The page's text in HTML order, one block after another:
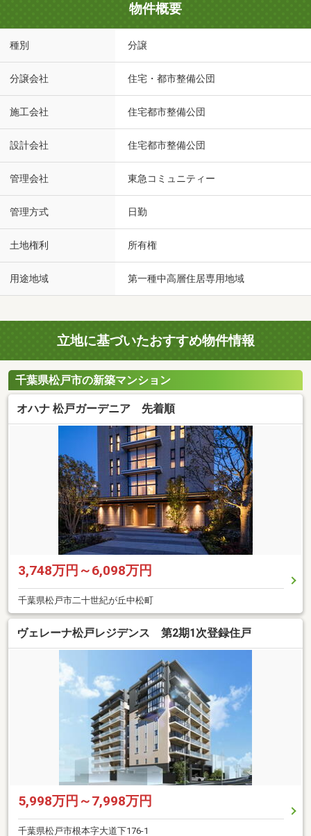
物件概要
種別 分譲
分譲会社 住宅・都市整備公団
施工会社 住宅都市整備公団
設計会社 住宅都市整備公団
管理会社 東急コミュニティー
管理方式 日勤
土地権利 所有権
用途地域 第一種中高層住居専用地域
立地に基づいたおすすめ物件情報
千葉県松戸市の新築マンション
オハナ 松戸ガーデニア 先着順
3,748万円～6,098万円
千葉県松戸市二十世紀が丘中松町
ヴェレーナ松戸レジデンス 第2期1次登録住戸
5,998万円～7,998万円
千葉県松戸市根本字大道下176-1